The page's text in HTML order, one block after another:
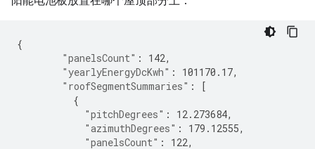
{
"panelsCount" : 142,
"yearlyEnergyDcKwh" : 101170.17,
"roofSegmentSummaries" :
[
{
"pitchDegrees" : 12.273684,
"azimuthDegrees" : 179.12555,
"panelsCount" : 122,